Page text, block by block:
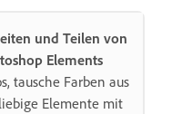
und Teilen von
Elements
tausche Farben aus
Elemente mit